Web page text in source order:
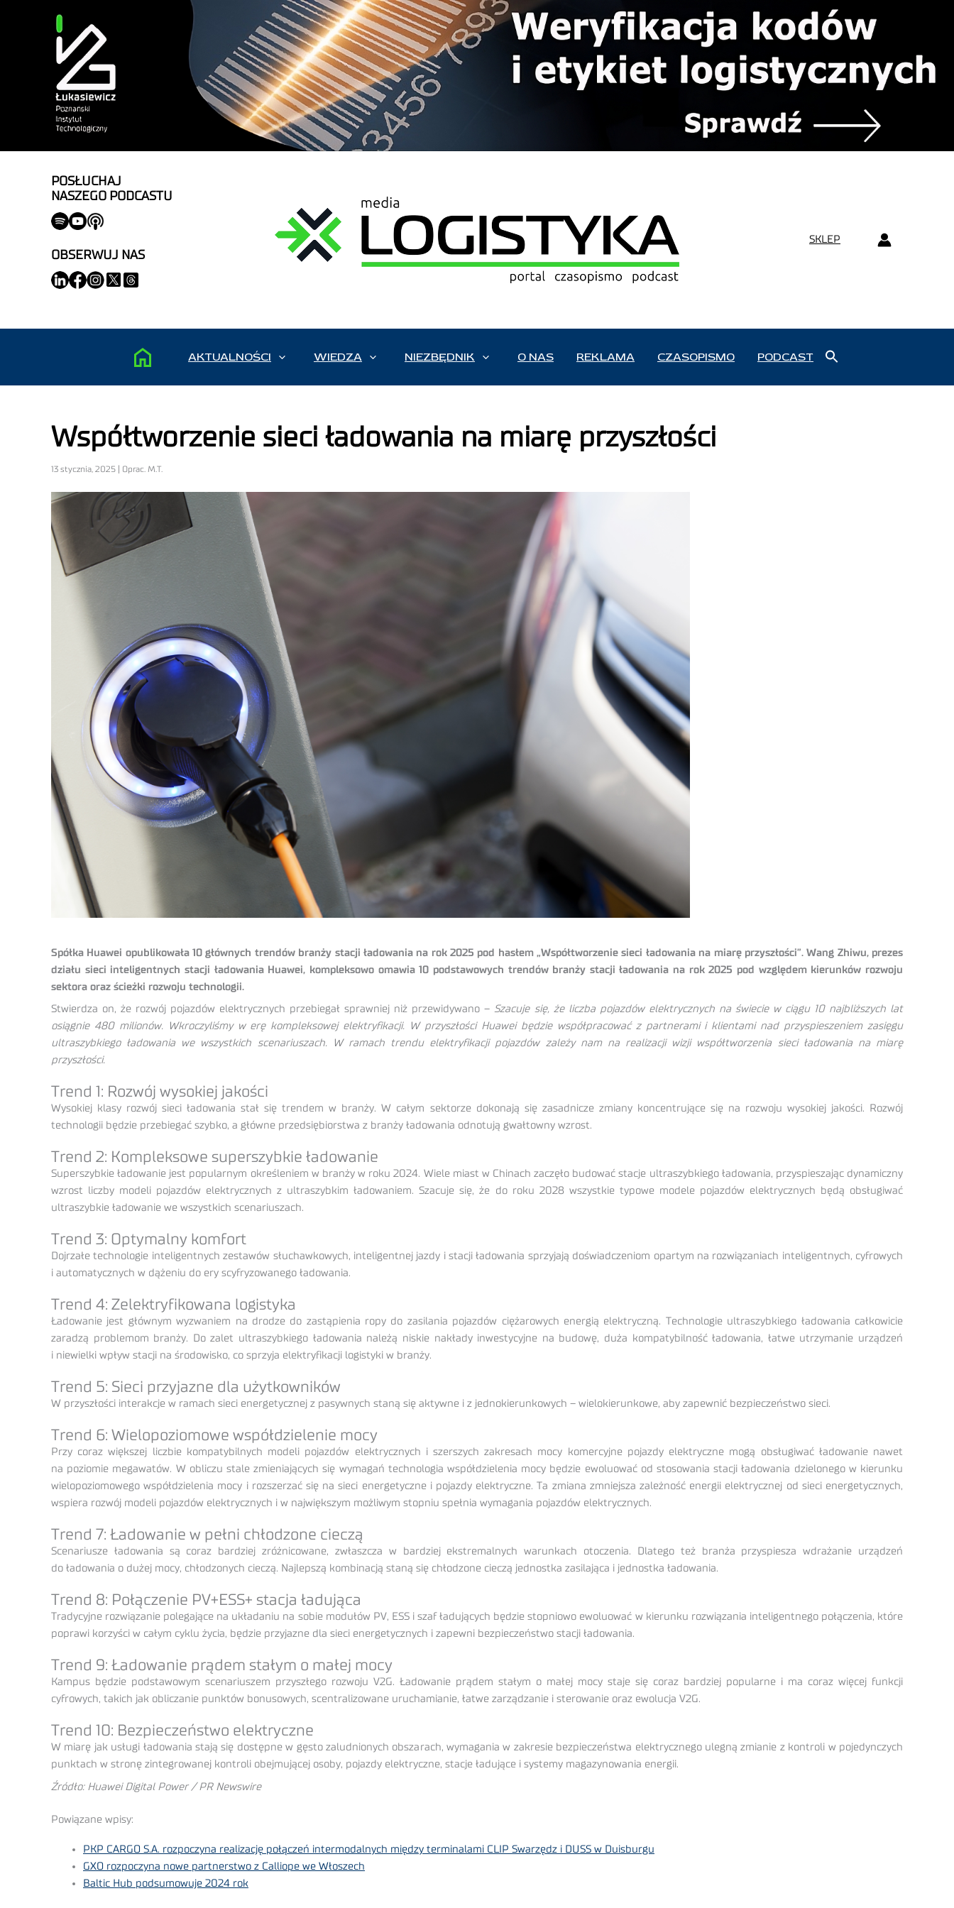
POSŁUCHAJ
NASZEGO PODCASTU
OBSERWUJ NAS
SKLEP
AKTUALNOŚCI WIEDZA NIEZBĘDNIK O NAS REKLAMA CZASOPISMO PODCAST
Współtworzenie sieci ładowania na miarę przyszłości
13 stycznia, 2025 | Oprac. M.T.
Spółka Huawei opublikowała 10 głównych trendów branży stacji ładowania na rok 2025 pod hasłem „Współtworzenie sieci ładowania na miarę przyszłości”. Wang Zhiwu, prezes
działu sieci inteligentnych stacji ładowania Huawei, kompleksowo omawia 10 podstawowych trendów branży stacji ładowania na rok 2025 pod względem kierunków rozwoju
sektora oraz ścieżki rozwoju technologii.
Stwierdza on, że rozwój pojazdów elektrycznych przebiegał sprawniej niż przewidywano –Szacuje się, że liczba pojazdów elektrycznych na świecie w ciągu 10 najbliższych lat
osiągnie 480 milionów. Wkroczyliśmy w erę kompleksowej elektryfikacji. W przyszłości Huawei będzie współpracować z partnerami i klientami nad przyspieszeniem zasięgu
ultraszybkiego ładowania we wszystkich scenariuszach. W ramach trendu elektryfikacji pojazdów zależy nam na realizacji wizji współtworzenia sieci ładowania na miarę
przyszłości.
Trend 1: Rozwój wysokiej jakości
Wysokiej klasy rozwój sieci ładowania stał się trendem w branży. W całym sektorze dokonają się zasadnicze zmiany koncentrujące się na rozwoju wysokiej jakości. Rozwój
technologii będzie przebiegać szybko, a główne przedsiębiorstwa z branży ładowania odnotują gwałtowny wzrost.
Trend 2: Kompleksowe superszybkie ładowanie
Superszybkie ładowanie jest popularnym określeniem w branży w roku 2024. Wiele miast w Chinach zaczęło budować stacje ultraszybkiego ładowania, przyspieszając dynamiczny
wzrost liczby modeli pojazdów elektrycznych z ultraszybkim ładowaniem. Szacuje się, że do roku 2028 wszystkie typowe modele pojazdów elektrycznych będą obsługiwać
ultraszybkie ładowanie we wszystkich scenariuszach.
Trend 3: Optymalny komfort
Dojrzałe technologie inteligentnych zestawów słuchawkowych, inteligentnej jazdy i stacji ładowania sprzyjają doświadczeniom opartym na rozwiązaniach inteligentnych, cyfrowych
i automatycznych w dążeniu do ery scyfryzowanego ładowania.
Trend 4: Zelektryfikowana logistyka
Ładowanie jest głównym wyzwaniem na drodze do zastąpienia ropy do zasilania pojazdów ciężarowych energią elektryczną. Technologie ultraszybkiego ładowania całkowicie
zaradzą problemom branży. Do zalet ultraszybkiego ładowania należą niskie nakłady inwestycyjne na budowę, duża kompatybilność ładowania, łatwe utrzymanie urządzeń
i niewielki wpływ stacji na środowisko, co sprzyja elektryfikacji logistyki w branży.
Trend 5: Sieci przyjazne dla użytkowników
W przyszłości interakcje w ramach sieci energetycznej z pasywnych staną się aktywne i z jednokierunkowych – wielokierunkowe, aby zapewnić bezpieczeństwo sieci.
Trend 6: Wielopoziomowe współdzielenie mocy
Przy coraz większej liczbie kompatybilnych modeli pojazdów elektrycznych i szerszych zakresach mocy komercyjne pojazdy elektryczne mogą obsługiwać ładowanie nawet
na poziomie megawatów. W obliczu stale zmieniających się wymagań technologia współdzielenia mocy będzie ewoluować od stosowania stacji ładowania dzielonego w kierunku
wielopoziomowego współdzielenia mocy i rozszerzać się na sieci energetyczne i pojazdy elektryczne. Ta zmiana zmniejsza zależność energii elektrycznej od sieci energetycznych,
wspiera rozwój modeli pojazdów elektrycznych i w największym możliwym stopniu spełnia wymagania pojazdów elektrycznych.
Trend 7: Ładowanie w pełni chłodzone cieczą
Scenariusze ładowania są coraz bardziej zróżnicowane, zwłaszcza w bardziej ekstremalnych warunkach otoczenia. Dlatego też branża przyspiesza wdrażanie urządzeń
do ładowania o dużej mocy, chłodzonych cieczą. Najlepszą kombinacją staną się chłodzone cieczą jednostka zasilająca i jednostka ładowania.
Trend 8: Połączenie PV+ESS+ stacja ładująca
Tradycyjne rozwiązanie polegające na układaniu na sobie modułów PV, ESS i szaf ładujących będzie stopniowo ewoluować w kierunku rozwiązania inteligentnego połączenia, które
poprawi korzyści w całym cyklu życia, będzie przyjazne dla sieci energetycznych i zapewni bezpieczeństwo stacji ładowania.
Trend 9: Ładowanie prądem stałym o małej mocy
Kampus będzie podstawowym scenariuszem przyszłego rozwoju V2G. Ładowanie prądem stałym o małej mocy staje się coraz bardziej popularne i ma coraz więcej funkcji
cyfrowych, takich jak obliczanie punktów bonusowych, scentralizowane uruchamianie, łatwe zarządzanie i sterowanie oraz ewolucja V2G.
Trend 10: Bezpieczeństwo elektryczne
W miarę jak usługi ładowania stają się dostępne w gęsto zaludnionych obszarach, wymagania w zakresie bezpieczeństwa elektrycznego ulegną zmianie z kontroli w pojedynczych
punktach w stronę zintegrowanej kontroli obejmującej osoby, pojazdy elektryczne, stacje ładujące i systemy magazynowania energii.
Źródło: Huawei Digital Power / PR Newswire
Powiązane wpisy:
PKP CARGO S.A. rozpoczyna realizację połączeń intermodalnych między terminalami CLIP Swarzędz i DUSS w Duisburgu
GXO rozpoczyna nowe partnerstwo z Calliope we Włoszech
Baltic Hub podsumowuje 2024 rok